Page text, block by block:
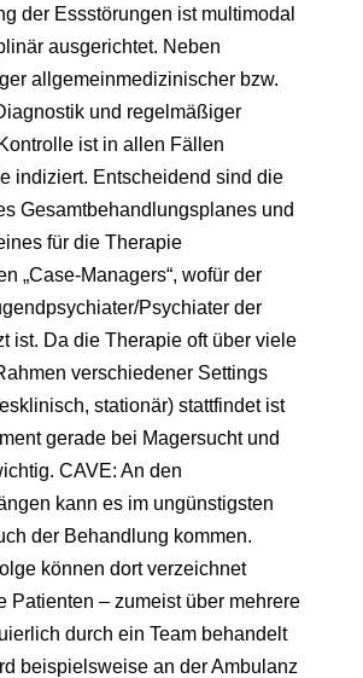
der Essstörungen ist multimodal
ausgerichtet. Neben
allgemeinmedizinischer bzw.
und regelmäßiger
ist in allen Fällen
indiziert. Entscheidend sind die
Gesamtbehandlungsplanes und
für die Therapie
„Case-Managers“, wofür der
Psychiater der
ist. Da die Therapie oft über viele
verschiedener Settings
stationär) stattfindet ist
gerade bei Magersucht und
CAVE: An den
kann es im ungünstigsten
der Behandlung kommen.
können dort verzeichnet
Patienten – zumeist über mehrere
durch ein Team behandelt
beispielsweise an der Ambulanz